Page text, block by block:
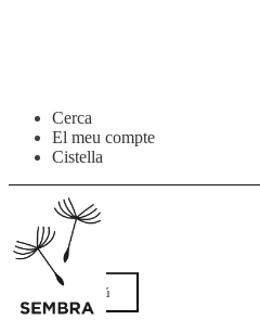
Salta
navegació
contingut
Cerca
El meu compte
Cistella
Menú